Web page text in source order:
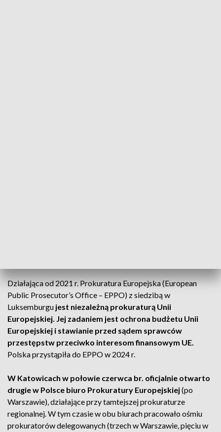
Działająca od 2021 r. Prokuratura Europejska (European
Public Prosecutor’s Office – EPPO) z siedzibą w
Luksemburgu jest niezależną prokuraturą Unii
Europejskiej. Jej zadaniem jest ochrona budżetu Unii
Europejskiej i stawianie przed sądem sprawców
przestępstw przeciwko interesom finansowym UE.
Polska przystąpiła do EPPO w 2024 r.
W Katowicach w połowie czerwca br. oficjalnie otwarto
drugie w Polsce biuro Prokuratury Europejskiej(po
Warszawie), działające przy tamtejszej prokuraturze
regionalnej. W tym czasie w obu biurach pracowało ośmiu
prokuratorów delegowanych (trzech w Warszawie, pięciu w